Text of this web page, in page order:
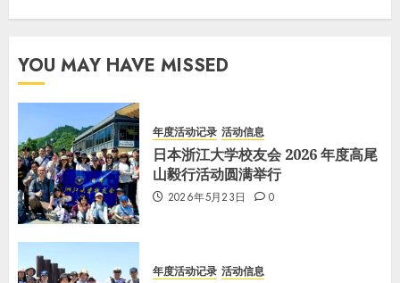
YOU MAY HAVE MISSED
年度活动记录 活动信息
日本浙江大学校友会 2026 年度高尾
山毅行活动圆满举行
2026年5月23日 0
年度活动记录 活动信息